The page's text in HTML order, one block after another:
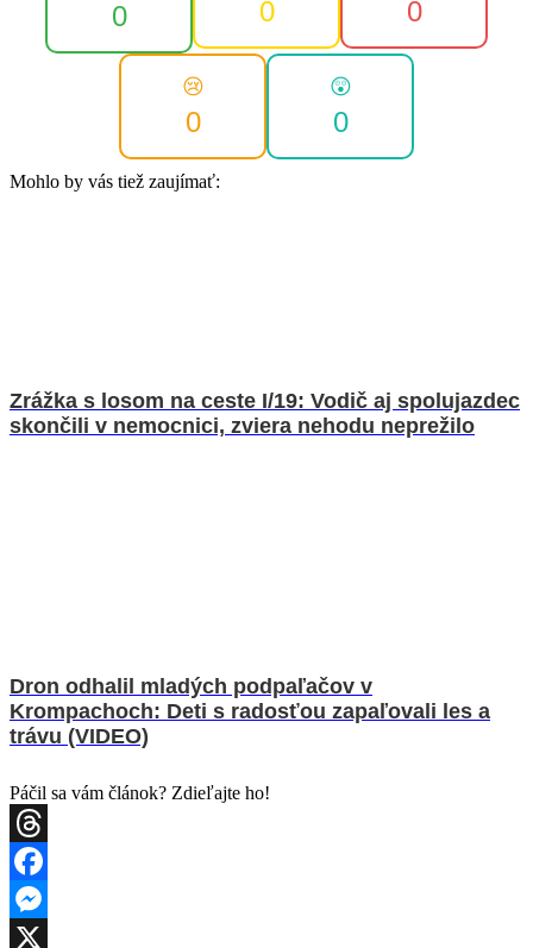
0 0 0
😢
0
😲
0
Mohlo by vás tiež zaujímať:
Zrážka s losom na ceste I/19: Vodič aj spolujazdec
skončili v nemocnici, zviera nehodu neprežilo
Dron odhalil mladých podpaľačov v
Krompachoch: Deti s radosťou zapaľovali les a
trávu (VIDEO)
Páčil sa vám článok? Zdieľajte ho!
Threads
Facebook
Messenger